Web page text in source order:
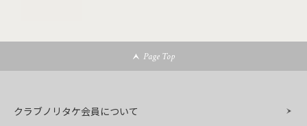
Page Top
クラブノリタケ会員について